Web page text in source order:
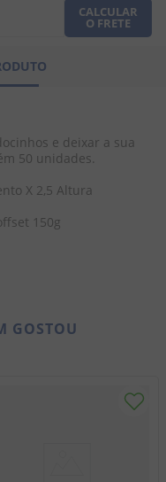
CALCULAR
O FRETE
e deixar a sua
50 unidades.
X 2,5 Altura
150g
GOSTOU